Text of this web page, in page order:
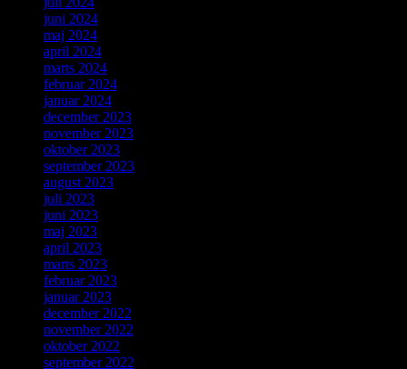
juni 2024
maj 2024
april 2024
marts 2024
februar 2024
januar 2024
december 2023
november 2023
oktober 2023
september 2023
august 2023
juli 2023
juni 2023
maj 2023
april 2023
marts 2023
februar 2023
januar 2023
december 2022
november 2022
oktober 2022
september 2022